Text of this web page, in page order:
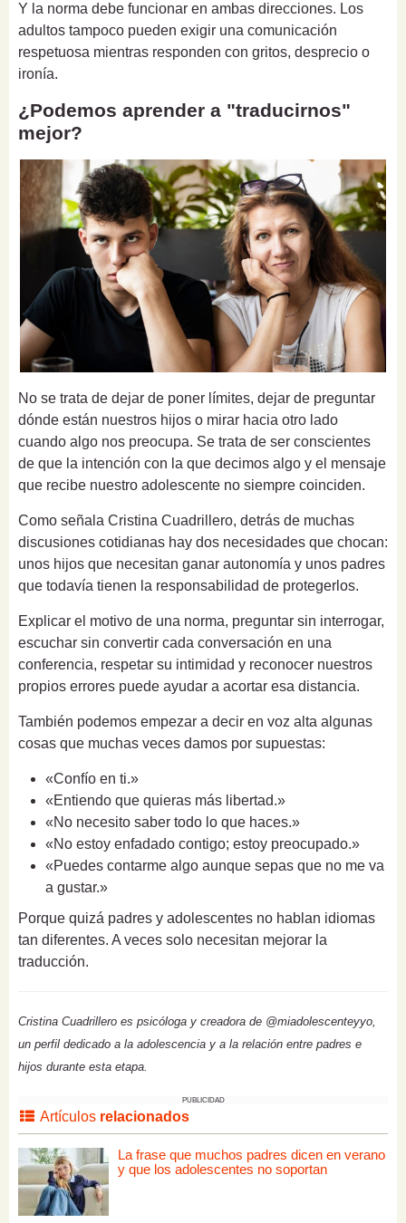
Y la norma debe funcionar en ambas direcciones. Los
adultos tampoco pueden exigir una comunicación
respetuosa mientras responden con gritos, desprecio o
ironía.
¿Podemos aprender a "traducirnos"
mejor?
No se trata de dejar de poner límites, dejar de preguntar
dónde están nuestros hijos o mirar hacia otro lado
cuando algo nos preocupa. Se trata de ser conscientes
de que la intención con la que decimos algo y el mensaje
que recibe nuestro adolescente no siempre coinciden.
Como señala Cristina Cuadrillero, detrás de muchas
discusiones cotidianas hay dos necesidades que chocan:
unos hijos que necesitan ganar autonomía y unos padres
que todavía tienen la responsabilidad de protegerlos.
Explicar el motivo de una norma, preguntar sin interrogar,
escuchar sin convertir cada conversación en una
conferencia, respetar su intimidad y reconocer nuestros
propios errores puede ayudar a acortar esa distancia.
También podemos empezar a decir en voz alta algunas
cosas que muchas veces damos por supuestas:
«Confío en ti.»
«Entiendo que quieras más libertad.»
«No necesito saber todo lo que haces.»
«No estoy enfadado contigo; estoy preocupado.»
«Puedes contarme algo aunque sepas que no me va
a gustar.»
Porque quizá padres y adolescentes no hablan idiomas
tan diferentes. A veces solo necesitan mejorar la
traducción.
Cristina Cuadrillero es psicóloga y creadora de @miadolescenteyyo,
un perfil dedicado a la adolescencia y a la relación entre padres e
hijos durante esta etapa.
PUBLICIDAD
Artículos relacionados
La frase que muchos padres dicen en verano
y que los adolescentes no soportan